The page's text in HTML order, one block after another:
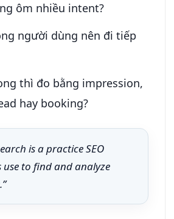
ôm nhiều intent?
người dùng nên đi tiếp
thì đo bằng impression,
hay booking?
is a practice SEO
use to find and analyze